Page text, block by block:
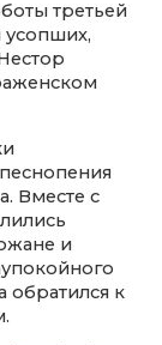
третьей
Вместе с
и
к